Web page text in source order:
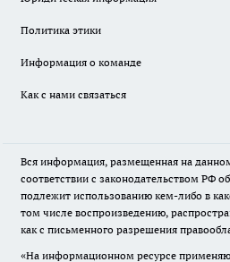
Политика этики
Информация о команде
Как с нами связаться
Вся информация, размещенная на
соответствии с законодательством РФ
подлежит использованию кем-либо в
том числе воспроизведению,
как с письменного разрешения
«На информационном ресурсе